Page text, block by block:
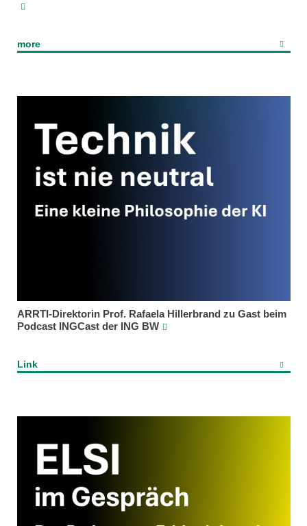
more
ARRTI-Direktorin Prof. Rafaela Hillerbrand zu Gast beim
Podcast INGCast der ING BW
Link